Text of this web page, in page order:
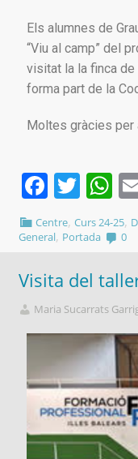
Els alumnes de
“Viu al camp” del
visitat la la finca de
forma part de la
Moltes gràcies per
Centre,Curs 24-25,
General, Portada 0
Visita del
Maria Sucarrats